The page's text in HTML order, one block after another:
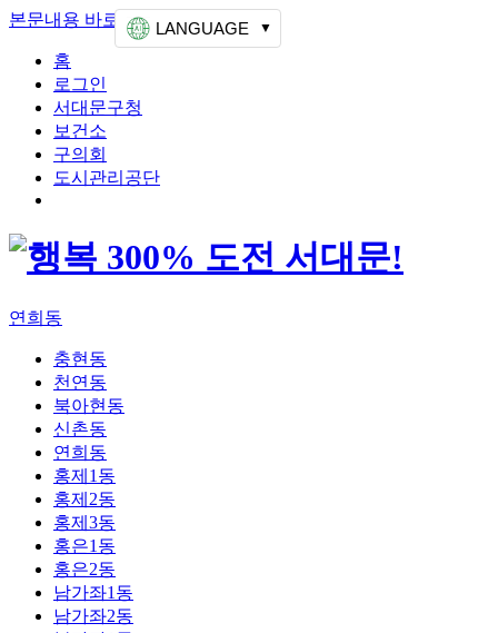
본문내용 바로가기 상단메뉴 가기
홈
로그인
서대문구청
보건소
구의회
도시관리공단
연희동
충현동
천연동
북아현동
신촌동
연희동
홍제1동
홍제2동
홍제3동
홍은1동
홍은2동
남가좌1동
남가좌2동
LANGUAGE